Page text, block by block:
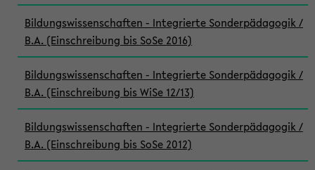
Bildungswissenschaften - Integrierte Sonderpädagogik /
B.A. (Einschreibung bis SoSe 2016)
Bildungswissenschaften - Integrierte Sonderpädagogik /
B.A. (Einschreibung bis WiSe 12/13)
Bildungswissenschaften - Integrierte Sonderpädagogik /
B.A. (Einschreibung bis SoSe 2012)